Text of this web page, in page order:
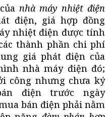
nhà máy nhiệt điện
điện, giá hợp đồng
nhiệt điện được tính
thành phần chi phí
giá phát điện của
nhà máy điện đó;
công nhưng chưa ký
điện trước ngày
bán điện phải nằm